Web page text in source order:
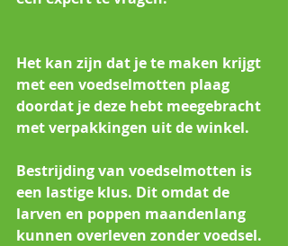
Het kan zijn dat je te maken krijgt
met een voedselmotten plaag
doordat je deze hebt meegebracht
met verpakkingen uit de winkel.
Bestrijding van voedselmotten is
een lastige klus. Dit omdat de
larven en poppen maandenlang
kunnen overleven zonder voedsel.